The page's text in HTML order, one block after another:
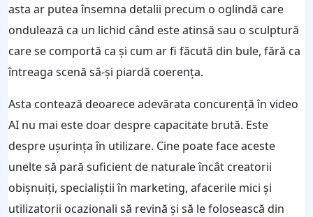
asta ar putea însemna detalii precum o oglindă care
ondulează ca un lichid când este atinsă sau o sculptură
care se comportă ca și cum ar fi făcută din bule, fără ca
întreaga scenă să-și piardă coerența.
Asta contează deoarece adevărata concurență în video
AI nu mai este doar despre capacitate brută. Este
despre ușurința în utilizare. Cine poate face aceste
unelte să pară suficient de naturale încât creatorii
obișnuiți, specialiștii în marketing, afacerile mici și
utilizatorii ocazionali să revină și să le folosească din